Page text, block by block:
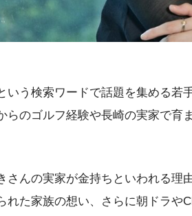
いう検索ワードで話題を集める若
らのゴルフ経験や長崎の実家で育
さんの実家が金持ちといわれる理
れた家族の想い、さらに朝ドラや